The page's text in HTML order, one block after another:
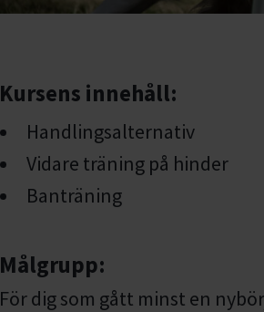
Kursens innehåll:
Handlingsalternativ
Vidare träning på hinder
Banträning
Målgrupp:
För dig som gått minst en